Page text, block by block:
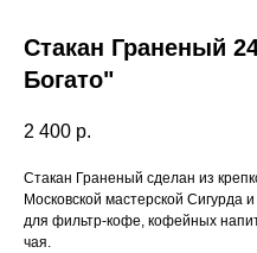
Стакан Граненый
Богато"
2 400 р.
Стакан Граненый сделан из
Московской мастерской Сигурда
для фильтр-кофе, кофейных
чая.